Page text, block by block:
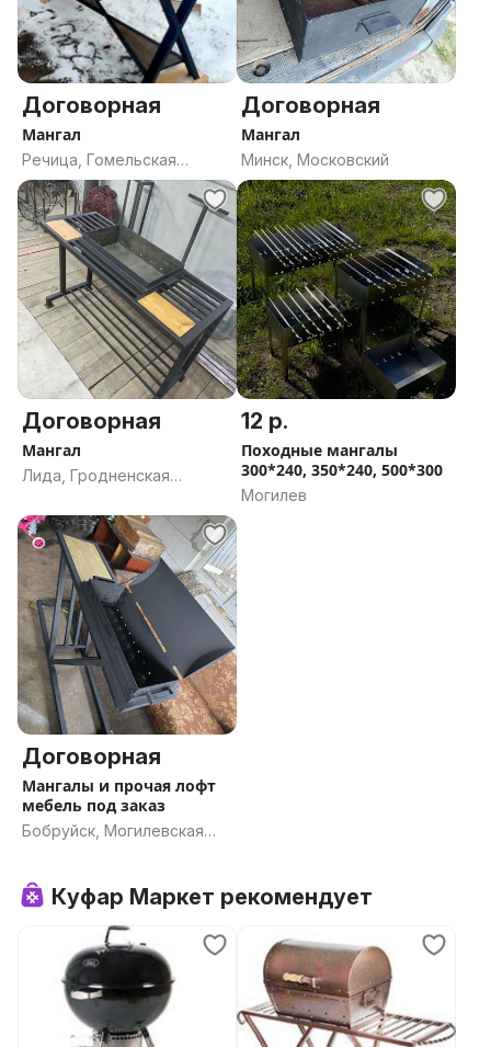
Договорная
Мангал
Речица, Гомельская
область
Договорная
Мангал
Минск, Московский
Договорная
Мангал
Лида, Гродненская
12 р.
Походные мангалы
300*240, 350*240, 500*300
Могилев
Договорная
Мангалы и прочая лофт
мебель под заказ
Бобруйск, Могилевская
Куфар Маркет рекомендует